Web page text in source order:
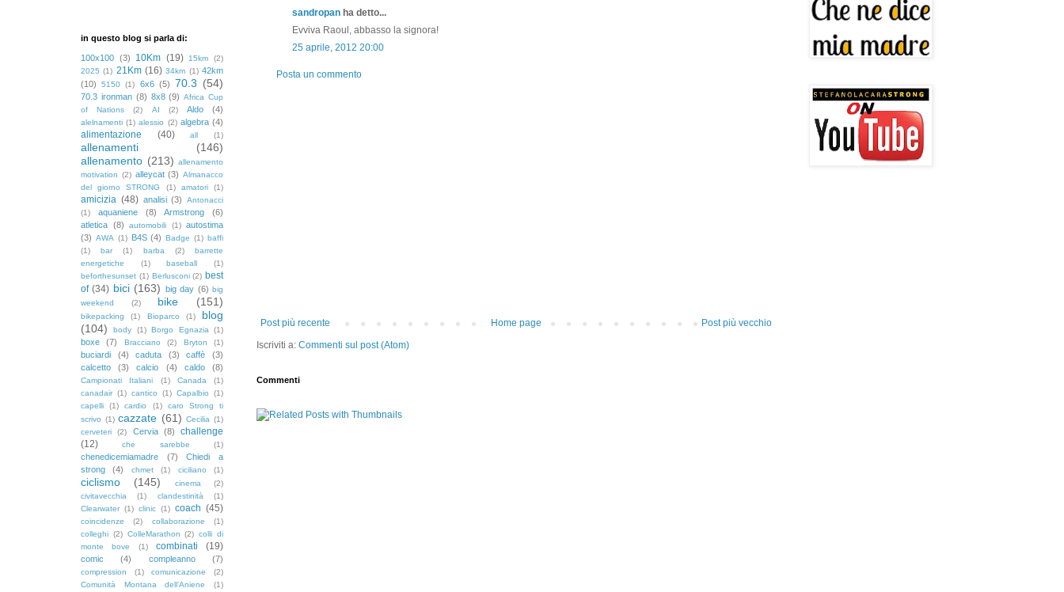
sandropan ha detto...
Evviva Raoul, abbasso la signora!
25 aprile, 2012 20:00
Posta un commento
Post più recente Post più vecchio
Home page
Iscriviti a: Commenti sul post (Atom)
Commenti
in questo blog si parla di:
100x100 (3) 10Km (19) 15km
(2)
2025 (1) 21Km (16) 34km (1) 42km
(10)
5150 (1) 6x6 (5) 70.3 (54)
70.3 ironman (8) 8x8 (9) Africa Cup
of Nations
(2) AI (2) Aldo (4)
alelnamenti (1) alessio (2) algebra (4)
alimentazione (40) all (1)
allenamenti
(146)
allenamento (213) allenamento
motivation (2) alleycat (3) Almanacco
del giorno STRONG
(1) amatori (1)
amicizia (48) analisi (3)
Antonacci
(1)
aquaniene (8) Armstrong
(6)
atletica (8) automobili (1) autostima
(3) AWA (1) B4S (4) Badge (1) baffi
(1)
bar (1) barba (2)
barrette
energetiche
(1) baseball
(1)
beforthesunset (1) Berlusconi (2) best
of (34) bici (163) big day (6) big
weekend
(2) bike (151)
bikepacking (1) Bioparco (1)
blog
(104)
body (1) Borgo Egnazia (1)
boxe (7) Bracciano (2) Bryton (1)
buciardi (4) caduta (3) caffè
(3)
calcetto
(3) calcio (4) caldo (8)
Campionati Italiani (1) Canada
(1)
canadair (1) cantico (1) Capalbio
(1)
capelli
(1) cardio (1)
caro Strong ti
scrivo (1) cazzate (61) Cecilia (1)
cerveteri
(2) Cervia (8)
challenge
(12)
che sarebbe (1)
chenedicemiamadre (7)
Chiedi a
strong
(4) chmet (1) ciciliano (1)
ciclismo (145) cinema
(2)
civitavecchia
(1) clandestinità
(1)
Clearwater (1) clinic (1) coach (45)
coincidenze (2) collaborazione
(1)
colleghi (2) ColleMarathon (2) colli di
monte bove
(1) combinati (19)
comic (4) compleanno (7)
compression (1) comunicazione
(2)
Comunità Montana dell'Aniene
(1)